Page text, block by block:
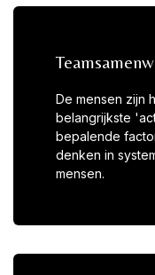
De mensen zijn
belangrijkste
bepalende
denken in
mensen.